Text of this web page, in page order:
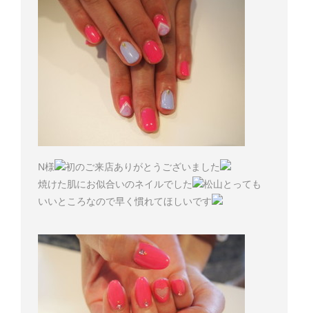
N様
初のご来店ありがとうございました
焼けた肌にお似合いのネイルでした
松山とっても
いいところなので早く慣れてほしいです